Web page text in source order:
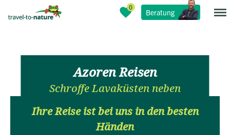
Beratung
Azoren Reisen
Schroffe Lavaküsten neben
samtgrünen Hügeln und tiefblauem
Meer
Ihre Reise ist bei uns in den besten
Händen